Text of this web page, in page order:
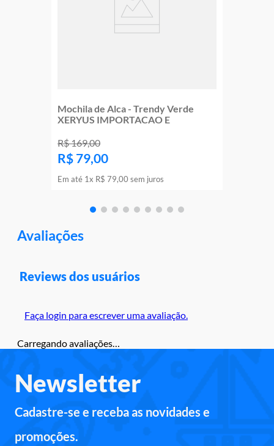
Mochila de Alca - Trendy Verde
XERYUS IMPORTACAO E
R$169,00
R$ 79,00
Em até 1x R$ 79,00 sem juros
Avaliações
Reviews dos usuários
Faça login para escrever uma avaliação.
Carregando avaliações…
Newsletter
Cadastre-se e receba as novidades e
promoções.